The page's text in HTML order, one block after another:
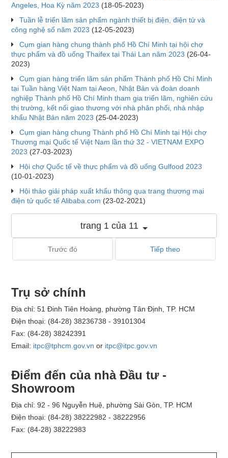
Angeles, Hoa Kỳ năm 2023 (18-05-2023)
Tuần lễ triển lãm sản phẩm ngành thiết bị điện, điện tử và
công nghệ số năm 2023 (12-05-2023)
Cụm gian hàng chung thành phố Hồ Chí Minh tại hội chợ
thực phẩm và đồ uống Thaifex tại Thái Lan năm 2023 (26-04-
2023)
Cụm gian hàng triển lãm sản phẩm Thành phố Hồ Chí Minh
tại Tuần hàng Việt Nam tại Aeon, Nhật Bản và đoàn doanh
nghiệp Thành phố Hồ Chí Minh tham gia triển lãm, nghiên cứu
thị trường, kết nối giao thương với nhà phân phối, nhà nhập
khẩu Nhật Bản năm 2023 (25-04-2023)
Cụm gian hàng chung Thành phố Hồ Chí Minh tại Hội chợ
Thương mại Quốc tế Việt Nam lần thứ 32 - VIETNAM EXPO
2023 (27-03-2023)
Hội chợ Quốc tế về thực phẩm và đồ uống Gulfood 2023
(10-01-2023)
Hội thảo giải pháp xuất khẩu thông qua trang thương mại
điện tử quốc tế Alibaba.com (23-02-2021)
trang 1 của 11
Trước đó Tiếp theo
Trụ sở chính
Địa chỉ: 51 Đinh Tiên Hoàng, phường Tân Định, TP. HCM
Điện thoại: (84-28) 38236738 - 39101304
Fax: (84-28) 38242391
Email: itpc@tphcm.gov.vn or itpc@itpc.gov.vn
Điểm đến của nhà Đầu tư -
Showroom
Địa chỉ: 92 - 96 Nguyễn Huệ, phường Sài Gòn, TP. HCM
Điện thoại: (84-28) 38222982 - 38222956
Fax: (84-28) 38222983